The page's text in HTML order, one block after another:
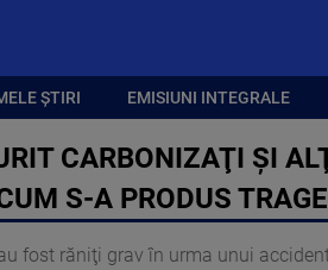
ȘTIRI EMISIUNI INTEGRALE
CARBONIZAŢI ŞI
S-A PRODUS
fost răniţi grav în urma unui